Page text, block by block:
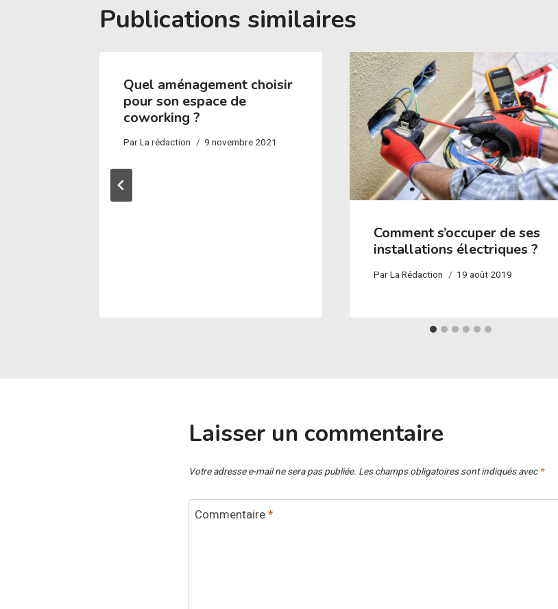
Publications similaires
Quel aménagement choisir
pour son espace de
coworking ?
Par La rédaction 9 novembre 2021
Comment s’occuper de ses
installations électriques ?
ParLa Rédaction 19 août 2019
Laisser un commentaire
Votre adresse e-mail ne sera pas publiée. Les champs obligatoires sont indiqués avec *
Commentaire *